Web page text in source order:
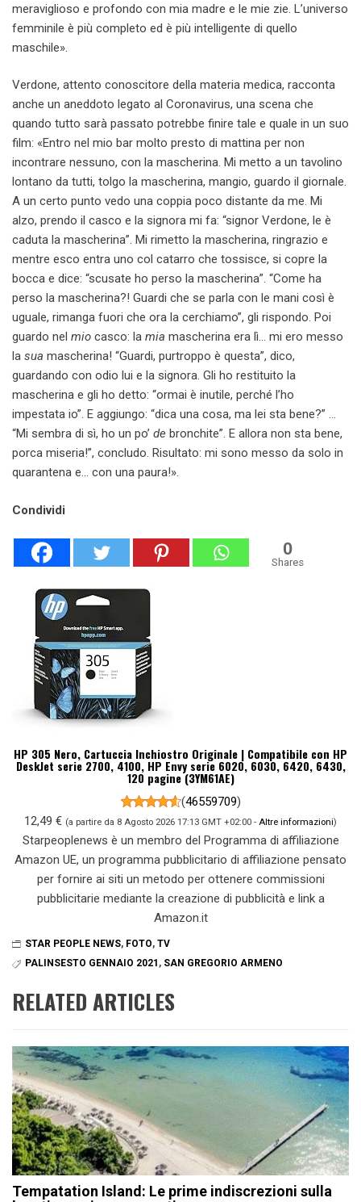
meraviglioso e profondo con mia madre e le mie zie. L’universo
femminile è più completo ed è più intelligente di quello
maschile».
Verdone, attento conoscitore della materia medica, racconta
anche un aneddoto legato al Coronavirus, una scena che
quando tutto sarà passato potrebbe finire tale e quale in un suo
film: «Entro nel mio bar molto presto di mattina per non
incontrare nessuno, con la mascherina. Mi metto a un tavolino
lontano da tutti, tolgo la mascherina, mangio, guardo il giornale.
A un certo punto vedo una coppia poco distante da me. Mi
alzo, prendo il casco e la signora mi fa: “signor Verdone, le è
caduta la mascherina”. Mi rimetto la mascherina, ringrazio e
mentre esco entra uno col catarro che tossisce, si copre la
bocca e dice: “scusate ho perso la mascherina”. “Come ha
perso la mascherina?! Guardi che se parla con le mani così è
uguale, rimanga fuori che ora la cerchiamo”, gli rispondo. Poi
guardo nel mio casco: la mia mascherina era lì… mi ero messo
la sua mascherina! “Guardi, purtroppo è questa”, dico,
guardando con odio lui e la signora. Gli ho restituito la
mascherina e gli ho detto: “ormai è inutile, perché l’ho
impestata io”. E aggiungo: “dica una cosa, ma lei sta bene?” …
“Mi sembra di sì, ho un po’ de bronchite”. E allora non sta bene,
porca miseria!”, concludo. Risultato: mi sono messo da solo in
quarantena e… con una paura!».
Condividi
0
Shares
HP 305 Nero, Cartuccia Inchiostro Originale | Compatibile con HP
DeskJet serie 2700, 4100, HP Envy serie 6020, 6030, 6420, 6430,
120 pagine (3YM61AE)
(46559709)
12,49 € (a partire da 8 Agosto 2026 17:13 GMT +02:00 - Altre informazioni)
Starpeoplenews è un membro del Programma di affiliazione
Amazon UE, un programma pubblicitario di affiliazione pensato
per fornire ai siti un metodo per ottenere commissioni
pubblicitarie mediante la creazione di pubblicità e link a
Amazon.it
STAR PEOPLE NEWS, FOTO, TV
PALINSESTO GENNAIO 2021 , SAN GREGORIO ARMENO
RELATED ARTICLES
Tempatation Island: Le prime indiscrezioni sulla